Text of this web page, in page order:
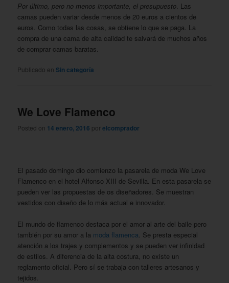
Por último, pero no menos importante, el presupuesto. Las
camas pueden variar desde menos de 20 euros a cientos de
euros. Como todas las cosas, se obtiene lo que se paga. La
compra de una cama de alta calidad te salvará de muchos años
de comprar camas baratas.
Publicado en Sin categoría
We Love Flamenco
Posted on 14 enero, 2016 porelcomprador
El pasado domingo dio comienzo la pasarela de moda We Love
Flamenco en el hotel Alfonso XIII de Sevilla. En esta pasarela se
pueden ver las propuestas de os diseñadores. Se muestran
vestidos con diseño de lo más actual e innovador.
El mundo de flamenco destaca por el amor al arte del baile pero
también por su amor a la moda flamenca. Se presta especial
atención a los trajes y complementos y se pueden ver infinidad
de estilos. A diferencia de la alta costura, no existe un
reglamento oficial. Pero sí se trabaja con talleres artesanos y
tejidos.